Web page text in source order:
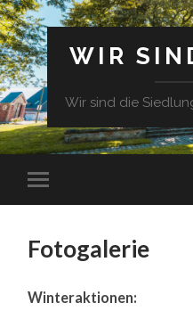
WIR
Wir sind die
Fotogalerie
Winteraktionen: